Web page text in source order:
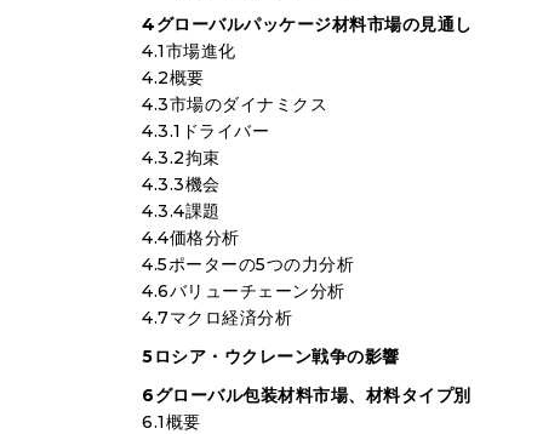
4グローバルパッケージ材料市場の見通し
4.1市場進化
4.2概要
4.3市場のダイナミクス
4.3.1ドライバー
4.3.2拘束
4.3.3機会
4.3.4課題
4.4価格分析
4.5ポーターの5つの力分析
4.6バリューチェーン分析
4.7マクロ経済分析
5ロシア・ウクレーン戦争の影響
6グローバル包装材料市場、材料タイプ別
6.1概要